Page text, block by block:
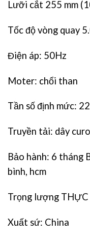
Lưỡi cắt 255 mm
Tốc độ vòng quay
Điện áp: 50Hz
Moter: chổi than
Tần số định mức:
Truyền tải: dây
Bảo hành: 6 tháng
bình, hcm
Trọng lượng THỰC
Xuất sứ: China